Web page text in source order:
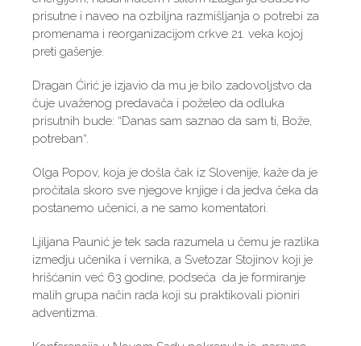
prisutne i naveo na ozbiljna razmišljanja o potrebi za
promenama i reorganizacijom crkve 21. veka kojoj
preti gašenje.
Dragan Ćirić je izjavio da mu je bilo zadovoljstvo da
čuje uvaženog predavača i poželeo da odluka
prisutnih bude: “Danas sam saznao da sam ti, Bože,
potreban“.
Olga Popov, koja je došla čak iz Slovenije, kaže da je
pročitala skoro sve njegove knjige i da jedva čeka da
postanemo učenici, a ne samo komentatori.
Ljiljana Paunić je tek sada razumela u čemu je razlika
izmedju učenika i vernika, a Svetozar Stojinov koji je
hrišćanin već 63 godine, podseća da je formiranje
malih grupa način rada koji su praktikovali pioniri
adventizma.